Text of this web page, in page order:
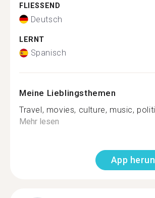
FLIESSEND
Deutsch
LERNT
Spanisch
Meine Lieblingsthemen
Travel, movies, culture, music,
Mehr lesen
App